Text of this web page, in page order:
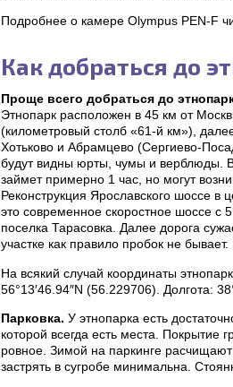
Подробнее о камере Olympus PEN-F
Как добраться до
Проще всего добраться до
Этнопарк расположен в 45 км от
(километровый столб «61-й км»),
Хотьково и Абрамцево (Сергиево-
будут видны юрты, чумы и верблюды.
займет примерно 1 час, но могут
Реконструкция Ярославского шоссе в
это современное скоростное шоссе с
поселка Тарасовка. Далее дорога
участке как правило пробок не бывает.
На всякий случай координаты
56°13′46.94″N (56.229706). Долгота:
Парковка. У этнопарка есть
которой всегда есть места. Покрытие
ровное. Зимой на паркинге расчищают
застрять в сугробе минимальна.